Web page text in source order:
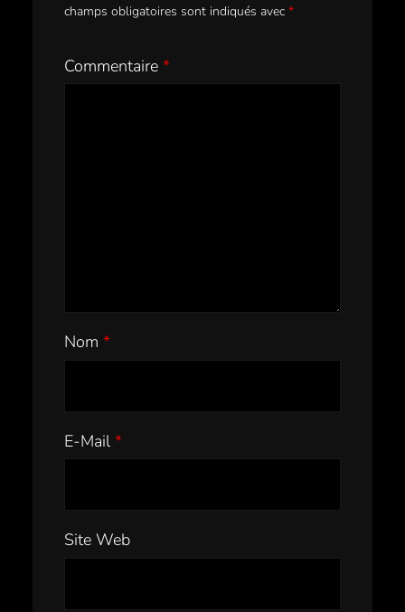
champs obligatoires sont indiqués avec *
Commentaire *
Nom *
E-Mail *
Site Web